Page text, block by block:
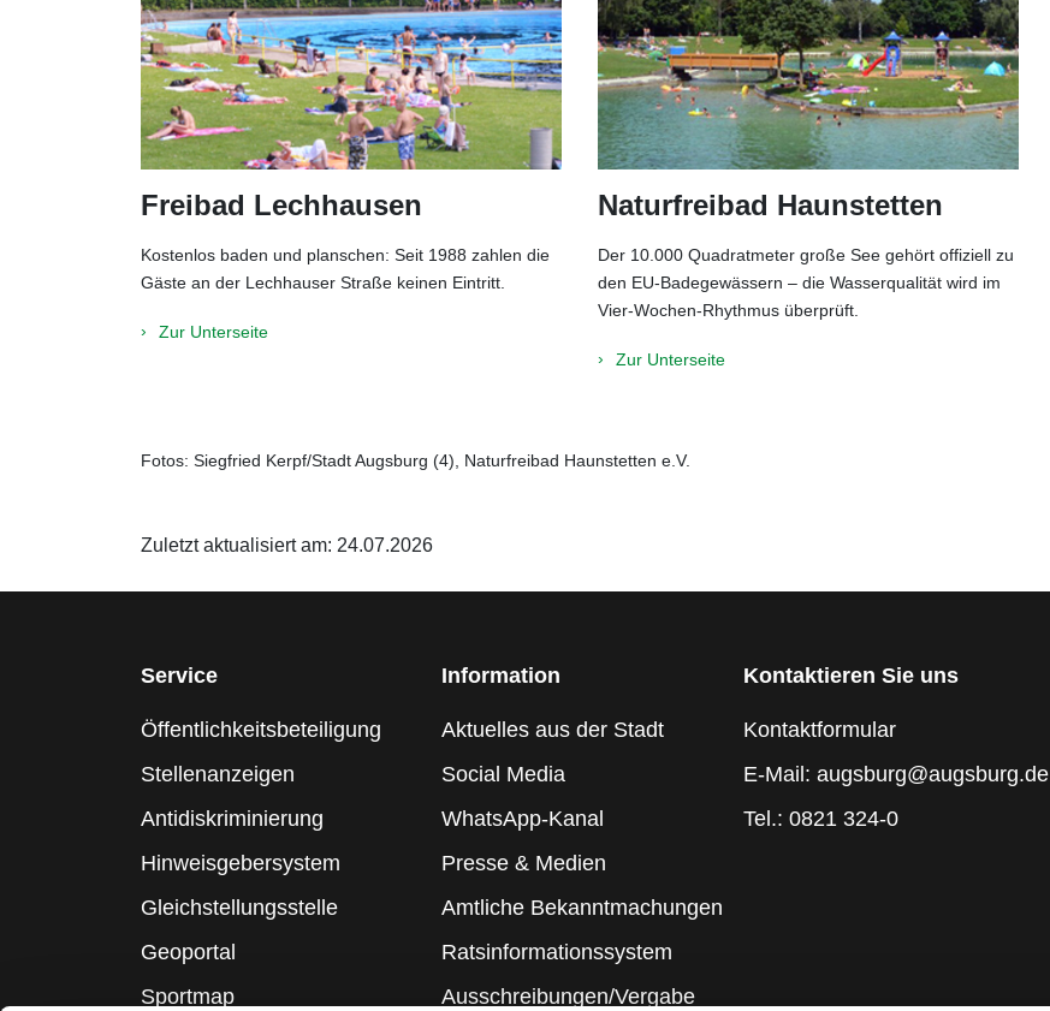
Freibad Lechhausen
Kostenlos baden und planschen: Seit 1988 zahlen die
Gäste an der Lechhauser Straße keinen Eintritt.
Zur Unterseite
Naturfreibad Haunstetten
Der 10.000 Quadratmeter große See gehört offiziell zu
den EU-Badegewässern – die Wasserqualität wird im
Vier-Wochen-Rhythmus überprüft.
Zur Unterseite
Fotos: Siegfried Kerpf/Stadt Augsburg (4), Naturfreibad Haunstetten e.V.
Zuletzt aktualisiert am: 24.07.2026
Service
Öffentlichkeitsbeteiligung
Stellenanzeigen
Antidiskriminierung
Hinweisgebersystem
Gleichstellungsstelle
Geoportal
Sportmap
Information
Aktuelles aus der Stadt
Social Media
WhatsApp-Kanal
Presse & Medien
Amtliche Bekanntmachungen
Ratsinformationssystem
Ausschreibungen/Vergabe
Kontaktieren Sie uns
Kontaktformular
E-Mail: augsburg@augsburg.de
Tel.: 0821 324-0